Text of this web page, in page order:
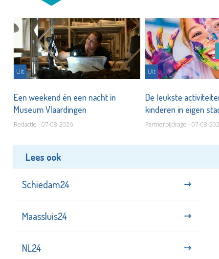
Uit
Een weekend én een nacht in
Museum Vlaardingen
Redactie - 07-08-2026
Uit
De leukste
kinderen in eigen
Partnerbijdrage - 07-08-
Lees ook
Schiedam24
Maassluis24
NL24